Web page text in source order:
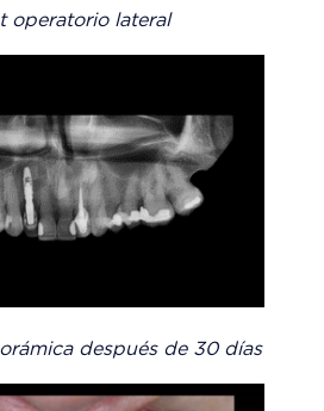
operatorio lateral
después de 30 días